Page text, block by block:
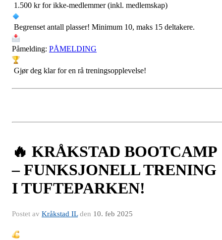
1.500 kr for ikke-medlemmer (inkl. medlemskap)
Begrenset antall plasser! Minimum 10, maks 15 deltakere.
Påmelding: PÅMELDING
Gjør deg klar for en rå treningsopplevelse!
🔥 KRÅKSTAD BOOTCAMP
– FUNKSJONELL TRENING
I TUFTEPARKEN!
Postet av Kråkstad ILden 10. feb 2025